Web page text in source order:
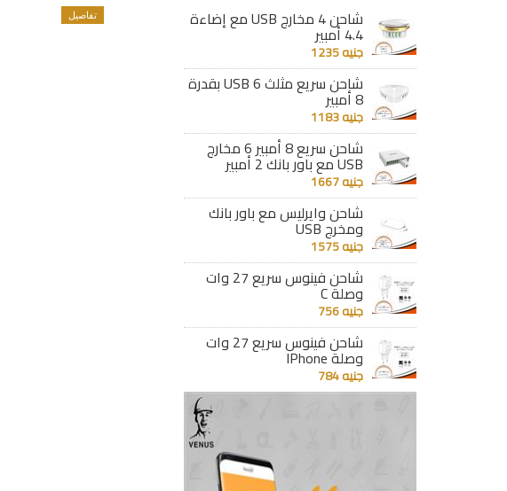
شاحن 4 مخارج USB مع إضاءة
4.4 أمبير
جنيه 1235
شاحن سريع مثلث 6 USB بقدرة
8 أمبير
جنيه 1183
شاحن سريع 8 أمبير 6 مخارج
USB مع باور بانك 2 أمبير
جنيه 1667
شاحن وايرليس مع باور بانك
ومخرج USB
جنيه 1575
شاحن فينوس سريع 27 وات
وصلة C
جنيه 756
شاحن فينوس سريع 27 وات
وصلة IPhone
جنيه 784
تفاصيل تفاصيل